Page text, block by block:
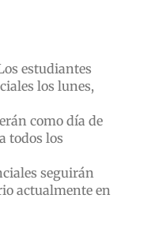
estudiantes
los lunes,
como día de
todos los
seguirán
actualmente en